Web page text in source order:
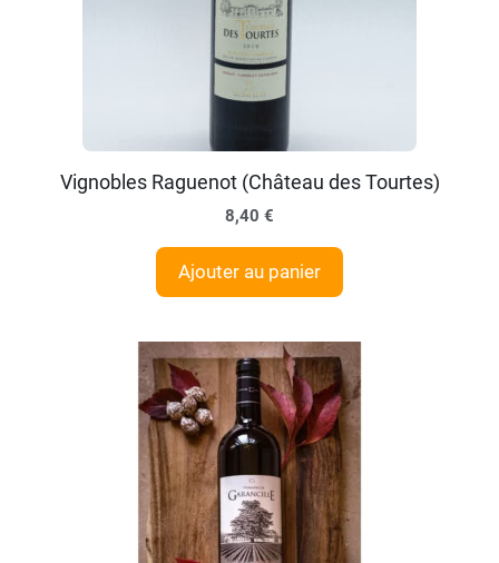
Vignobles Raguenot (Château des Tourtes)
8,40 €
Ajouter au panier